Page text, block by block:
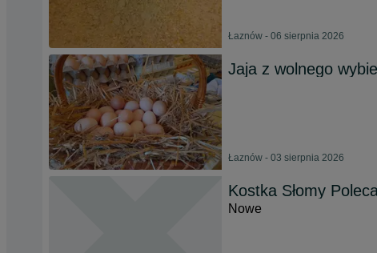
Łaznów - 06 sierpnia 2026
Jaja z wolnego
Łaznów - 03 sierpnia 2026
Kostka Słomy
Nowe